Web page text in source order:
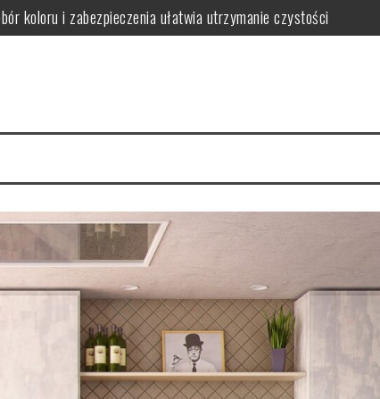
koloru i zabezpieczenia ułatwia utrzymanie czystości
funkcjonalne i stylowe rozwiązania oszczędzające miejsce
warto postawić na spójność i wygodę użytkowania
funkcjonalną i bezpieczną przestrzeń dla rozwoju i zabawy